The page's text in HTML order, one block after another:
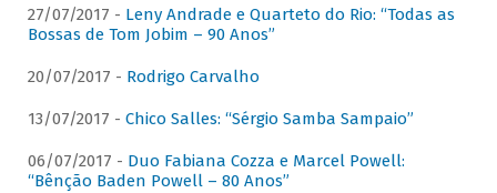
27/07/2017 - Leny Andrade e Quarteto do Rio: “Todas as
Bossas de Tom Jobim – 90 Anos”
20/07/2017 - Rodrigo Carvalho
13/07/2017 - Chico Salles: “Sérgio Samba Sampaio”
06/07/2017 - Duo Fabiana Cozza e Marcel Powell:
“Bênção Baden Powell – 80 Anos”